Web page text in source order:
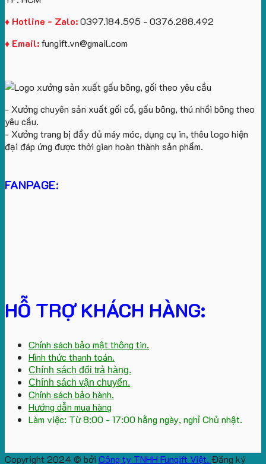
♦ Hotline - Zalo:0397.184.595 - 0376.288.492
♦ Email:fungift.vn@gmail.com
- Xưởng chuyên sản xuất gối cổ, gấu bông, thú nhồi bông theo
yêu cầu.
- Xưởng trang bị đầy đủ máy móc, dụng cụ in, thêu logo hiện
đại đáp ứng được thời gian hoàn thành sản phẩm.
FANPAGE:
HỖ TRỢ KHÁCH HÀNG:
Chính sách bảo mật thông tin.
Hình thức thanh toán.
Chính sách đổi trả hàng.
Chính sách vận chuyển.
Chính sách bảo hành.
Hướng dẫn mua hàng
Làm việc: Từ 8:00 - 17:00 hằng ngày, nghỉ Chủ nhật.
Copyright 2024 © bởi Công ty TNHH Fungift Việt. Đăng ký